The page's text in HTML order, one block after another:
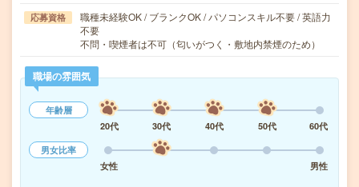
応募資格
職種未経験OK / ブランクOK / パソコンスキル不要 / 英語力
不要
不問・喫煙者は不可（匂いがつく・敷地内禁煙のため）
職場の雰囲気
年齢層
20代
30代 40代 50代
60代
男女比率
女性
男性